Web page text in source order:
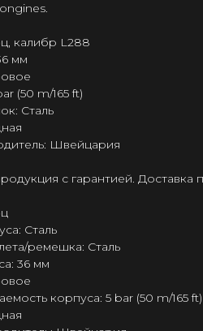
калибр L288
мм
(50 m/165 ft)
Сталь
Швейцария
с гарантией. Доставка
Сталь
ремешка: Сталь
36 мм
корпуса: 5 bar (50 m/165 ft)